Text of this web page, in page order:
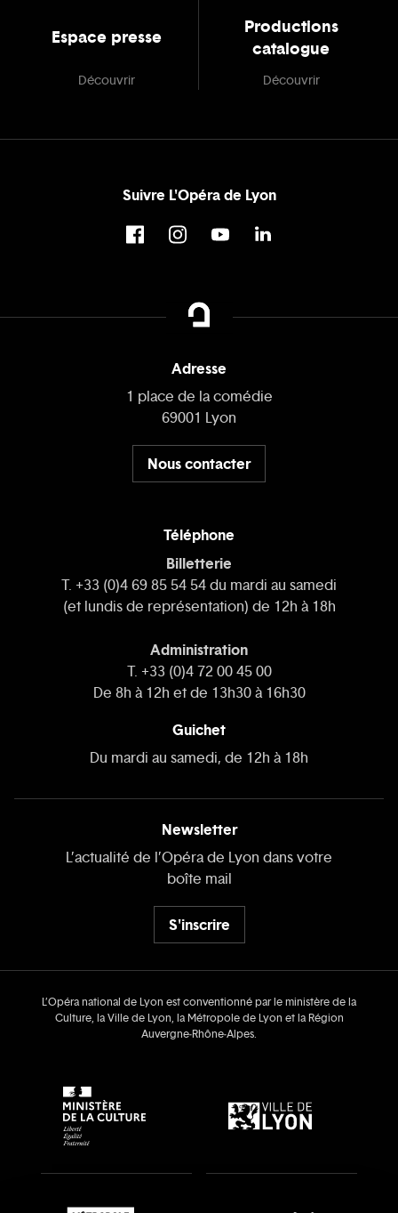
Espace presse
Découvrir
Productions
catalogue
Découvrir
Suivre L'Opéra de Lyon
Adresse
1 place de la comédie
69001 Lyon
Nous contacter
Téléphone
Billetterie
T. +33 (0)4 69 85 54 54 du mardi au samedi
(et lundis de représentation) de 12h à 18h
Administration
T. +33 (0)4 72 00 45 00
De 8h à 12h et de 13h30 à 16h30
Guichet
Du mardi au samedi, de 12h à 18h
Newsletter
L’actualité de l’Opéra de Lyon dans votre
boîte mail
S'inscrire
L’Opéra national de Lyon est conventionné par le ministère de la
Culture, la Ville de Lyon, la Métropole de Lyon et la Région
Auvergne‑Rhône‑Alpes.